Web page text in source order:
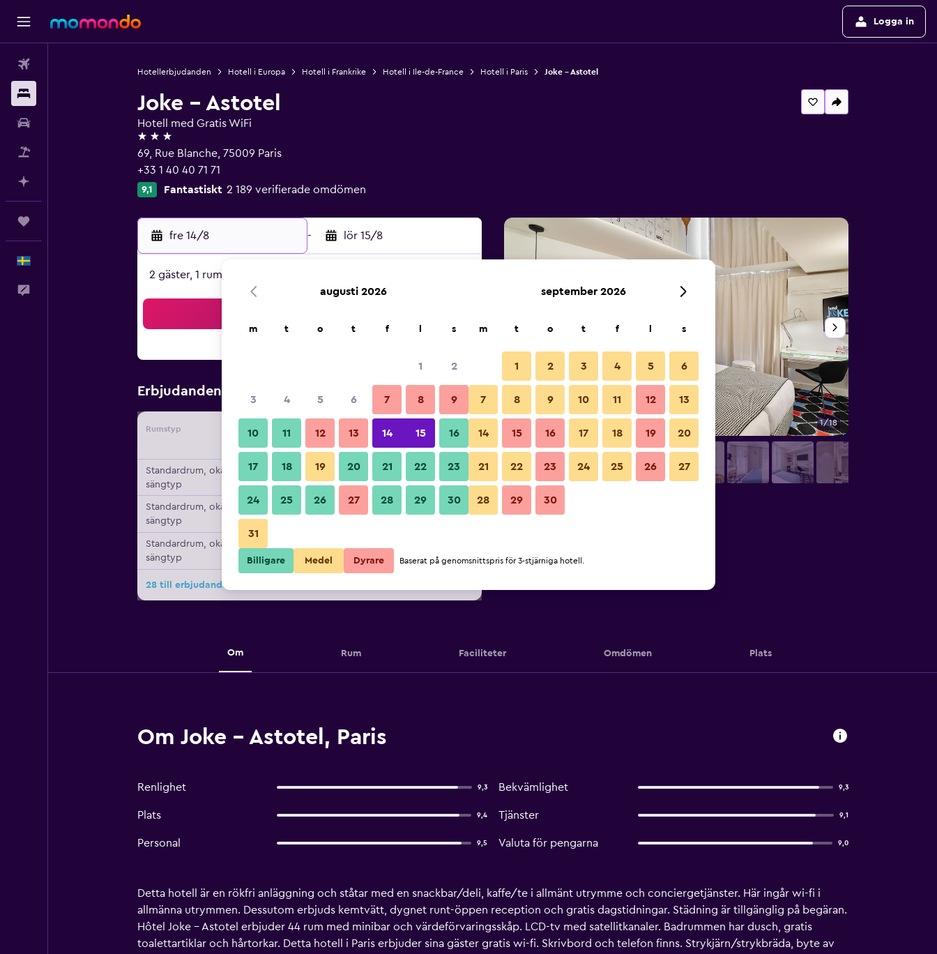
Logga in
Hotellerbjudanden Hotell i Europa Hotell i Frankrike Hotell i Ile-de-France Hotell i Paris Joke - Astotel
Joke - Astotel
Hotell med Gratis WiFi
3 stjärnor
69, Rue Blanche, 75009 Paris
+33 1 40 40 71 71
9,1 Fantastiskt 2 189 verifierade omdömen
fre 14/8 - lör 15/8
2 gäster, 1 rum
Erbjudanden från Billigaste Pris per natt
Rumstyp Leverantör
Per natt
Standardrum, okänd
sängtyp
1 152 kr Visa erbjudande
Standardrum, okänd
sängtyp
1 278 kr Visa erbjudande
Standardrum, okänd
sängtyp
1 315 kr
28 till erbjudanden för Joke - Astotel
Sovrum 1/18
Bilder från Joke - Astotel
Om Rum Faciliteter Omdömen Plats
Om Joke - Astotel, Paris
Renlighet 9,3 Bekvämlighet 9,3
Plats 9,4 Tjänster 9,1
Personal 9,5 Valuta för pengarna 9,0
Detta hotell är en rökfri anläggning och ståtar med en snackbar/deli, kaffe/te i allmänt utrymme och conciergetjänster. Här ingår wi-fi i
allmänna utrymmen. Dessutom erbjuds kemtvätt, dygnet runt-öppen reception och gratis dagstidningar. Städning är tillgänglig på begäran.
Hôtel Joke - Astotel erbjuder 44 rum med minibar och värdeförvaringsskåp. LCD-tv med satellitkanaler. Badrummen har dusch, gratis
toalettartiklar och hårtorkar. Detta hotell i Paris erbjuder sina gäster gratis wi-fi. Skrivbord och telefon finns. Strykjärn/strykbräda, byte av
augusti 2026
m t o t f s
1 2
3 4 5 6 7 8 9
10 11 12 13 14 15 16
17 18 19 20 21 22 23
24 25 26 27 28 29 30
31
september 2026
m t o t f s
1 2 3 4 5 6
7 8 9 10 11 12 13
14 15 16 17 18 19 20
21 22 23 24 25 26 27
28 29 30
Billigare Medel Dyrare Baserat på genomsnittspris för 3-stjärniga hotell.